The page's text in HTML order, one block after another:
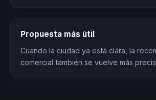
Propuesta más útil
Cuando la ciudad ya está clara, la
comercial también se vuelve más